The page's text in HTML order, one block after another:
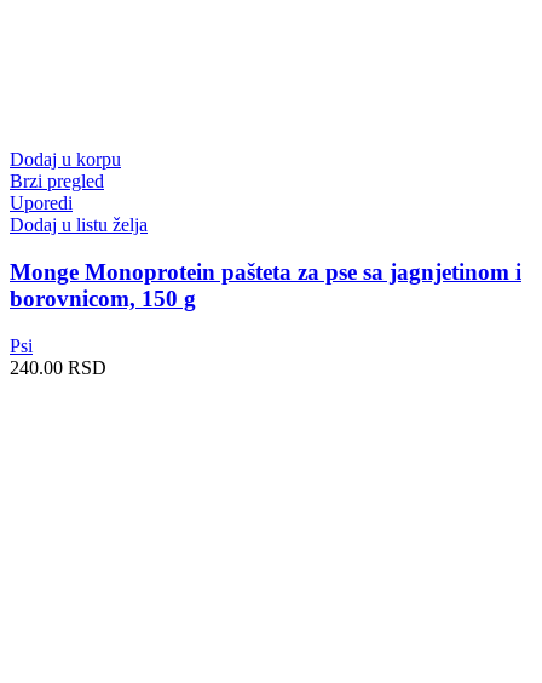
Dodaj u korpu
Brzi pregled
Uporedi
Dodaj u listu želja
Monge Monoprotein pašteta za pse sa jagnjetinom i
borovnicom, 150 g
Psi
240.00 RSD